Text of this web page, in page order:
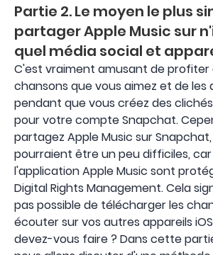
Partie 2. Le moyen le plus
partager Apple Music sur
quel média social et
C'est vraiment amusant de profiter
chansons que vous aimez et de les
pendant que vous créez des
pour votre compte Snapchat.
partagez Apple Music sur
pourraient être un peu difficiles,
l'application Apple Music sont
Digital Rights Management. Cela
pas possible de télécharger les
écouter sur vos autres appareils
devez-vous faire ? Dans cette